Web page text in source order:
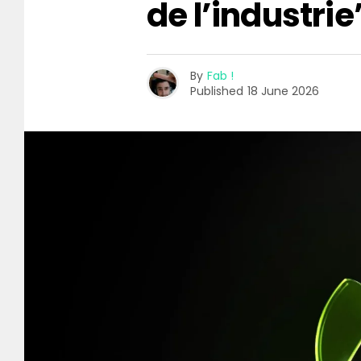
de
By Fab !
Published 18 June 2026